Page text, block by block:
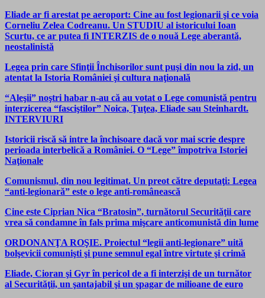
Eliade ar fi arestat pe aeroport: Cine au fost legionarii şi ce voia
Corneliu Zelea Codreanu. Un STUDIU al istoricului Ioan
Scurtu, ce ar putea fi INTERZIS de o nouă Lege aberantă,
neostalinistă
Legea prin care Sfinţii Închisorilor sunt puşi din nou la zid, un
atentat la Istoria României şi cultura naţională
“Aleşii” noştri habar n-au că au votat o Lege comunistă pentru
interzicerea “fasciştilor” Noica, Ţuţea, Eliade sau Steinhardt.
INTERVIURI
Istoricii riscă să intre la închisoare dacă vor mai scrie despre
perioada interbelică a României. O “Lege” împotriva Istoriei
Naţionale
Comunismul, din nou legitimat. Un preot către deputaţi: Legea
“anti-legionară” este o lege anti-românească
Cine este Ciprian Nica “Bratosin”, turnătorul Securităţii care
vrea să condamne în fals prima mişcare anticomunistă din lume
ORDONANŢA ROŞIE. Proiectul “legii anti-legionare” uită
bolşevicii comunişti şi pune semnul egal între virtute şi crimă
Eliade, Cioran şi Gyr în pericol de a fi interzişi de un turnător
al Securităţii, un şantajabil şi un şpagar de milioane de euro